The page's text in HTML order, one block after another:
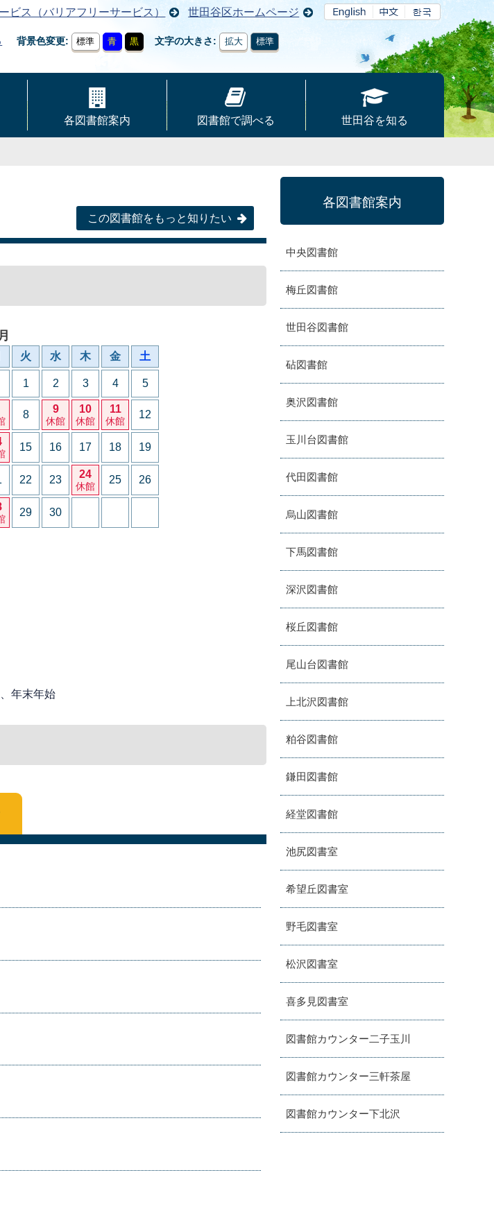
ビス（バリアフリーサービス） 世田谷区ホームページ
背景色変更 標準 青 黒 文字の大きさ 拡大 標準
各図書館案内 図書館で調べる 世田谷を知る
この図書館をもっと知りたい
火 水 木 金 土
1 2 3 4 5
8 9
休館
10
休館
11
休館
12
15 16 17 18 19
22 23 24
休館
25 26
29 30
年末年始
各図書館案内
中央図書館
梅丘図書館
世田谷図書館
砧図書館
奥沢図書館
玉川台図書館
代田図書館
烏山図書館
下馬図書館
深沢図書館
桜丘図書館
尾山台図書館
上北沢図書館
粕谷図書館
鎌田図書館
経堂図書館
池尻図書室
希望丘図書室
野毛図書室
松沢図書室
喜多見図書室
図書館カウンター二子玉川
図書館カウンター三軒茶屋
図書館カウンター下北沢